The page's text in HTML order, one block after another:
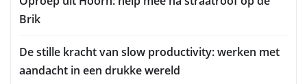
Brik
De stille kracht van slow productivity: werken met
aandacht in een drukke wereld